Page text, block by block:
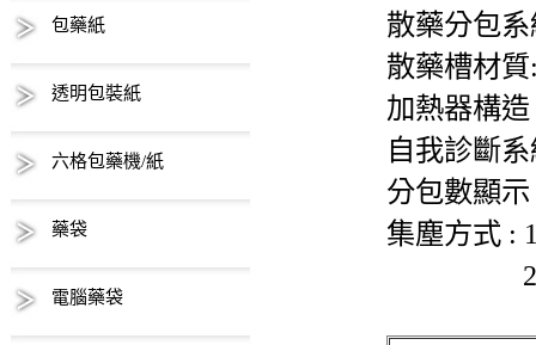
包藥紙
透明包裝紙
六格包藥機/紙
藥袋
電腦藥袋
散藥分包
散藥槽材
加熱器構
自我診斷
分包數顯
集塵方式 :
2.吸塵